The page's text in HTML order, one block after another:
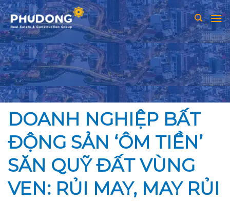
Skip
to
content
DOANH NGHIỆP BẤT
ĐỘNG SẢN ‘ÔM TIỀN’
SĂN QUỸ ĐẤT VÙNG
VEN: RỦI MAY, MAY RỦI